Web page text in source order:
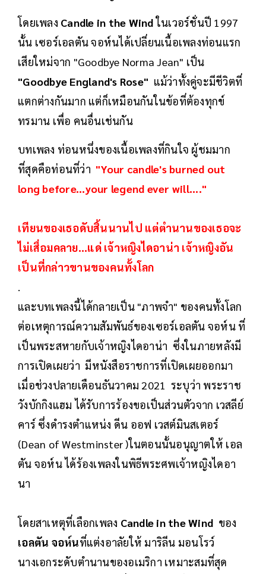
โดยเพลง Candle in the Windในเวอร์ชั่นปี 1997
นั้น เซอร์เอลตัน จอห์นได้เปลี่ยนเนื้อเพลงท่อนแรก
เสียใหม่จาก "Goodbye Norma Jean" เป็น
"Goodbye England's Rose" แม้ว่าทั้งคู่จะมีชีวิตที่
แตกต่างกันมาก แต่ก็เหมือนกันในข้อที่ต้องทุกข์
ทรมาน เพื่อ คนอื่นเช่นกัน
บทเพลง ท่อนหนึ่งของเนื้อเพลงที่กินใจ ผู้ชมมาก
ที่สุดคือท่อนที่ว่า "Your candle's burned out
long before...your legend ever will...."
เทียนของเธอดับสิ้นนานไป แต่ตำนานของเธอจะ
ไม่เสื่อมคลาย...แด่ เจ้าหญิงไดอาน่า เจ้าหญิงอัน
เป็นที่กล่าวขานของคนทั้งโลก
.
และบทเพลงนี้ได้กลายเป็น "ภาพจำ" ของคนทั้งโลก
ต่อเหตุการณ์ความสัมพันธ์ของเซอร์เอลตัน จอห์น ที่
เป็นพระสหายกับเจ้าหญิงไดอาน่า ซึ่งในภายหลังมี
การเปิดเผยว่า มีหนังสือราชการที่เปิดเผยออกมา
เมื่อช่วงปลายเดือนธันวาคม 2021 ระบุว่า พระราช
วังบักกิงแฮม ได้รับการร้องขอเป็นส่วนตัวจาก เวสลีย์
คาร์ ซึ่งดำรงตำแหน่ง ดีน ออฟ เวสต์มินสเตอร์
(Dean of Westminster )ในตอนนั้นอนุญาตให้ เอล
ตัน จอห์น ได้ร้องเพลงในพิธีพระศพเจ้าหญิงไดอา
นา
โดยสาเหตุที่เลือกเพลง Candle in the Wind ของ
เอลตัน จอห์นที่แต่งอาลัยให้ มาริลีน มอนโรว์
นางเอกระดับตำนานของอเมริกา เหมาะสมที่สุด